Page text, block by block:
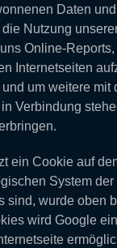
Daten
Nutzung
Online-
Internetseiten
um weitere mit
Verbindung
ein Cookie auf
System der
sind, wurde oben
wird Google